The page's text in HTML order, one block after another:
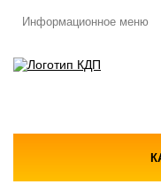
Информационное меню